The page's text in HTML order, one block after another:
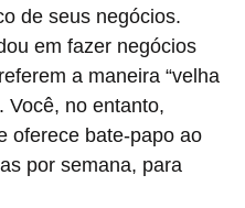
de seus negócios.
em fazer negócios
a maneira “velha
Você, no entanto,
oferece bate-papo ao
por semana, para